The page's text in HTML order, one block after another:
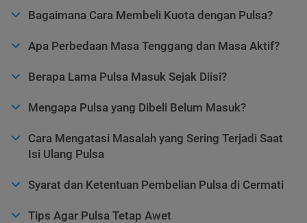
Bagaimana Cara Membeli Kuota dengan Pulsa?
Apa Perbedaan Masa Tenggang dan Masa Aktif?
Berapa Lama Pulsa Masuk Sejak Diisi?
Mengapa Pulsa yang Dibeli Belum Masuk?
Cara Mengatasi Masalah yang Sering Terjadi Saat
Isi Ulang Pulsa
Syarat dan Ketentuan Pembelian Pulsa di Cermati
Tips Agar Pulsa Tetap Awet